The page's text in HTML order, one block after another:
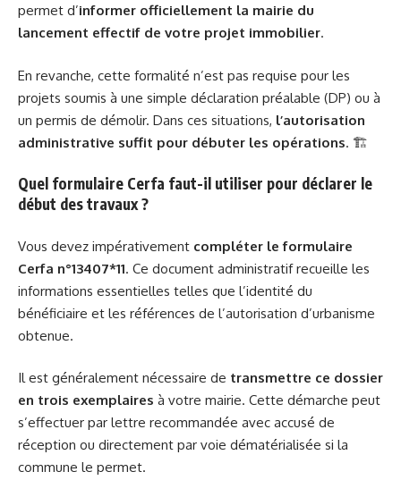
permet d’informer officiellement la mairie du
lancement effectif de votre projet immobilier.
En revanche, cette formalité n’est pas requise pour les
projets soumis à une simple déclaration préalable (DP) ou à
un permis de démolir. Dans ces situations, l’autorisation
administrative suffit pour débuter les opérations. 🏗️
Quel formulaire Cerfa faut-il utiliser pour déclarer le
début des travaux ?
Vous devez impérativement compléter le formulaire
Cerfa n°13407*11. Ce document administratif recueille les
informations essentielles telles que l’identité du
bénéficiaire et les références de l’autorisation d’urbanisme
obtenue.
Il est généralement nécessaire de transmettre ce dossier
en trois exemplaires à votre mairie. Cette démarche peut
s’effectuer par lettre recommandée avec accusé de
réception ou directement par voie dématérialisée si la
commune le permet.